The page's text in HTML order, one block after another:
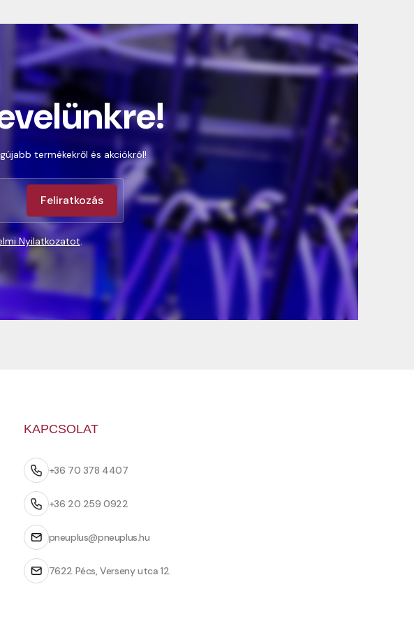
termékekről és akciókról!
Feliratkozás
Nyilatkozatot.
KAPCSOLAT
+36 70 378 4407
+36 20 259 0922
pneuplus@pneuplus.hu
7622 Pécs, Verseny utca 12.